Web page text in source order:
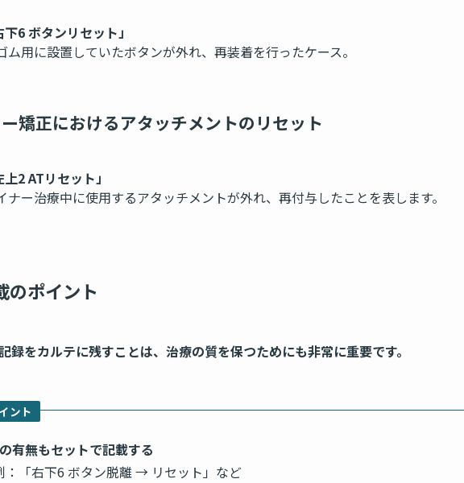
下6 ボタンリセット」
用に設置していたボタンが外れ、再装着を行ったケース。
矯正におけるアタッチメントのリセット
上2 ATリセット」
ー治療中に使用するアタッチメントが外れ、再付与したことを表します。
のポイント
録をカルテに残すことは、治療の質を保つためにも非常に重要です。
ント
有無もセットで記載する
：「右下6 ボタン脱離 → リセット」など